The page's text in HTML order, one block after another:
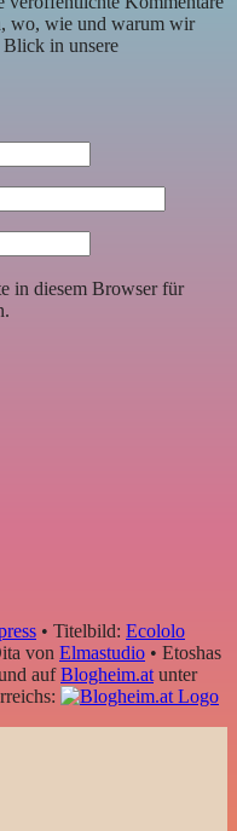
wo, wie und warum wir
in unsere
in diesem Browser für
• Titelbild: Ecololo
von Elmastudio • Etoshas
aufBlogheim.at unter